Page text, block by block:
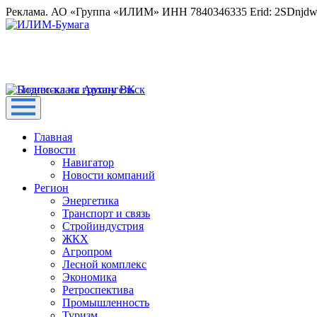
Реклама. АО «Группа «ИЛИМ» ИНН 7840346335 Erid:
Главная
Новости
Навигатор
Новости компаний
Регион
Энергетика
Транспорт и связь
Стройиндустрия
ЖКХ
Агропром
Лесной комплекс
Экономика
Ретроспектива
Промышленность